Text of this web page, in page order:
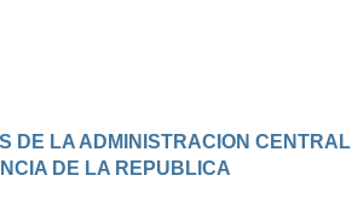
DE LA ADMINISTRACION CENTRAL
DE LA REPUBLICA